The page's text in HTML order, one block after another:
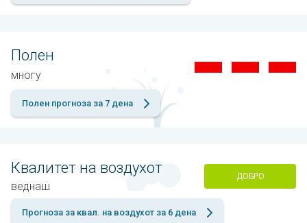
Полен
многу
Полен прогноза за 7 дена
Квалитет на воздухот
веднаш
ДОБРО
Прогноза за квал. на воздухот за 6 дена